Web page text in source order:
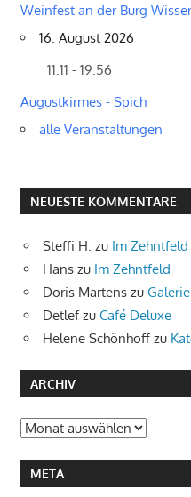
Weinfest an der Burg
16. August 2026
11:11 - 19:56
Augustkirmes - Spich
alle Veranstaltungen
NEUESTE KOMMENTARE
Steffi H. zu Im Zehntfeld
Hans zu Im Zehntfeld
Doris Martens zu
Detlefzu Café Deluxe
Helene Schönhoff zu
ARCHIV
Archiv
META